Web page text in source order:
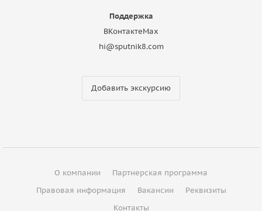
Поддержка
ВКонтактеMax
hi@sputnik8.com
Добавить экскурсию
О компании
Партнерская программа
Правовая информация
Вакансии
Реквизиты
Контакты